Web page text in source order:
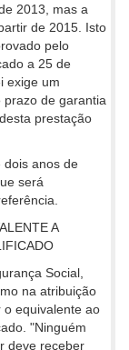
2013, mas a
de 2015. Isto
pelo
a 25 de
exige um
de garantia
prestação
dois anos de
será
A
Social,
na atribuição
o equivalente ao
"Ninguém
deve receber